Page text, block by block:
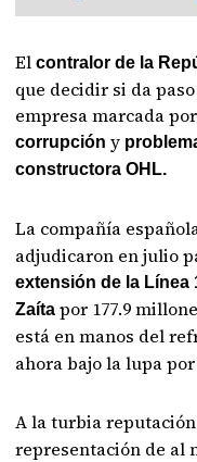
Elcontralor de la
que decidir si da
empresa marcada
corrupción y
constructora OHL.
La compañía
adjudicaron en julio
extensión de la Línea
Zaíta por 177.9
está en manos del
ahora bajo la lupa
A la turbia
representación de al